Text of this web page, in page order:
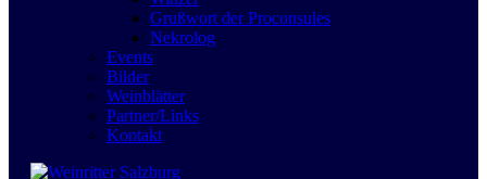
Grußwort der Proconsules
Nekrolog
Events
Bilder
Weinblätter
Partner/Links
Kontakt